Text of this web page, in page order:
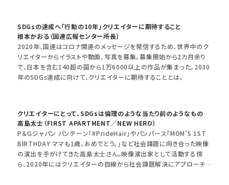
SDGsの達成へ「行動の10年」クリエイターに期待すること
根本かおる（国連広報センター所長）
2020年、国連はコロナ関連のメッセージを発信するため、世界中のク
リエイターからイラストや動画、写真を募集。募集開始から2カ月余り
で、日本を含む140超の国から1万6000以上の作品が集まった。2030
年のSDGs達成に向けて、クリエイターに期待することとは。
クリエイターにとって、SDGsは倫理のような当たり前のようなもの
高島太士（FIRST APARTMENT／NEW HERO）
P＆Gジャパン パンテーン「#PrideHair」やパンパース「MOM’S 1ST
BIRTHDAY ママも1歳、おめでとう。」など社会課題に向き合った映像
の演出を手がけてきた高島太士さん。映像演出家として活動する傍
ら、2020年にはクリエイターの目線から社会課題解決にアプローチす